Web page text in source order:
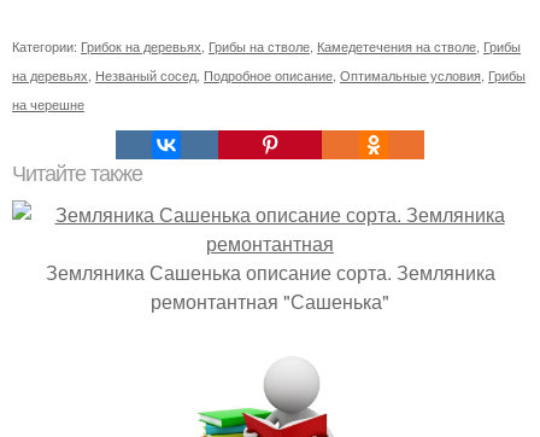
Категории: Грибок на деревьях Грибы на стволе Камедетечения на стволе Грибы
на деревьях Незваный сосед Подробное описание Оптимальные условия Грибы
на черешне
Читайте также
Земляника Сашенька описание сорта. Земляника
ремонтантная "Сашенька"